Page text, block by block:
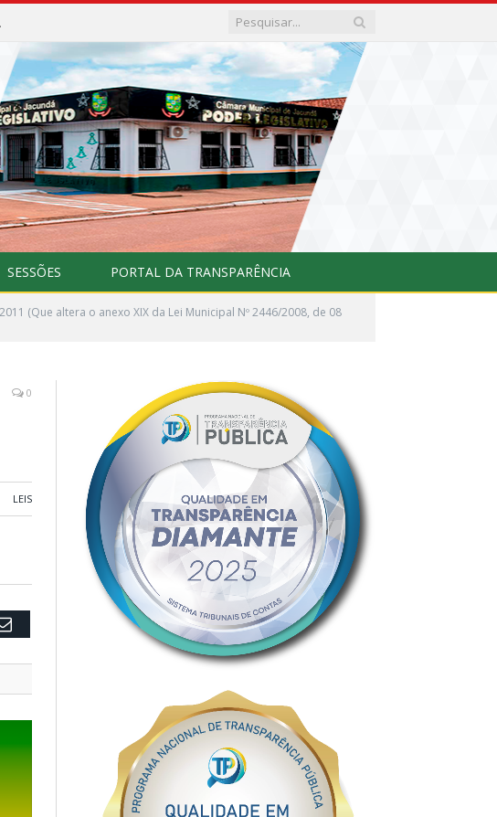
de 2026
SESSÕES PORTAL DA TRANSPARÊNCIA
2011 (Que altera o anexo XIX da Lei Municipal Nº 2446/2008, de 08
0
LEIS
Email